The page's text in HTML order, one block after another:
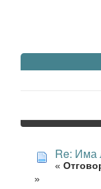
Re: Има
«
»